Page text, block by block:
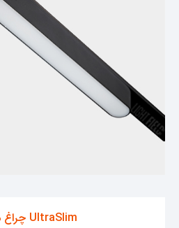
چراغ مگنتی هوشمند خطی 18 وات UltraSlim